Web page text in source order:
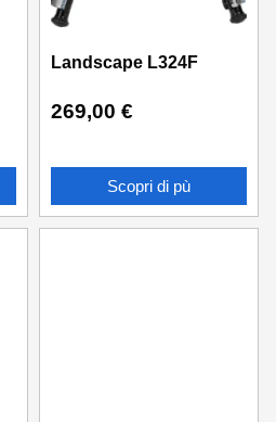
Landscape L324F
269,00 €
Scopri di pù